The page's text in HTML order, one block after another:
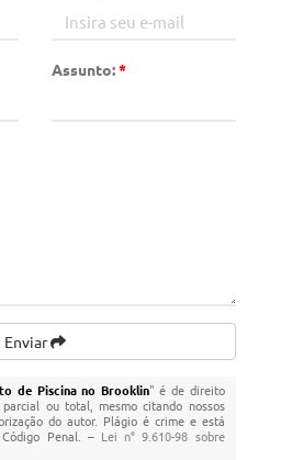
Assunto:*
Enviar
de Piscina no Brooklin" é de direito
parcial ou total, mesmo citando nossos
do autor. Plágio é crime e está
Penal. – Lei n° 9.610-98 sobre